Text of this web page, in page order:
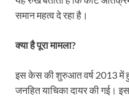
समान महत्व दे रहा है।
क्या है पूरा मामला?
इस केस की शुरुआत वर्ष 2013 में
जनहित याचिका दायर की गई।